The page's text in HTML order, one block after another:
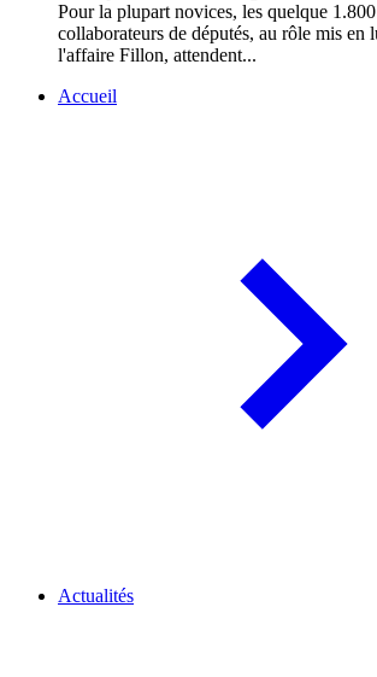
Pour la plupart novices, les quelque 1.800
collaborateurs de députés, au rôle mis en
l'affaire Fillon, attendent...
Accueil
Actualités